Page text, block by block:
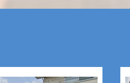
す。
ープフルーツの木、カツラの木、